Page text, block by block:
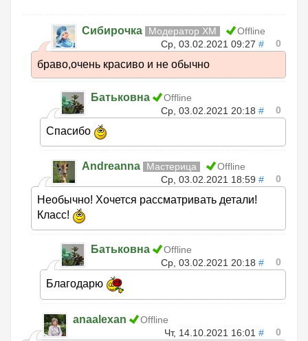
Сибирочка Модератор ХМ
Offline
Ср, 03.02.2021 09:27 # 0
браво,очень красиво и не обычно
Батьковна
Offline
Ср, 03.02.2021 20:18 # 0
Спасибо
Andreanna Мастерица
Offline
Ср, 03.02.2021 18:59 # 0
Необычно! Хочется рассматривать детали!
Класс!
Батьковна
Offline
Ср, 03.02.2021 20:18 # 0
Благодарю
anaalexan
Offline
Чт, 14.10.2021 16:01 # 0